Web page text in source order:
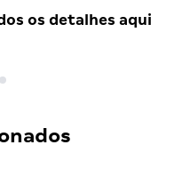
os detalhes aqui